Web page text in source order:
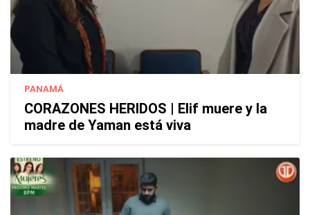
PANAMÁ
CORAZONES HERIDOS | Elif muere y la
madre de Yaman está viva